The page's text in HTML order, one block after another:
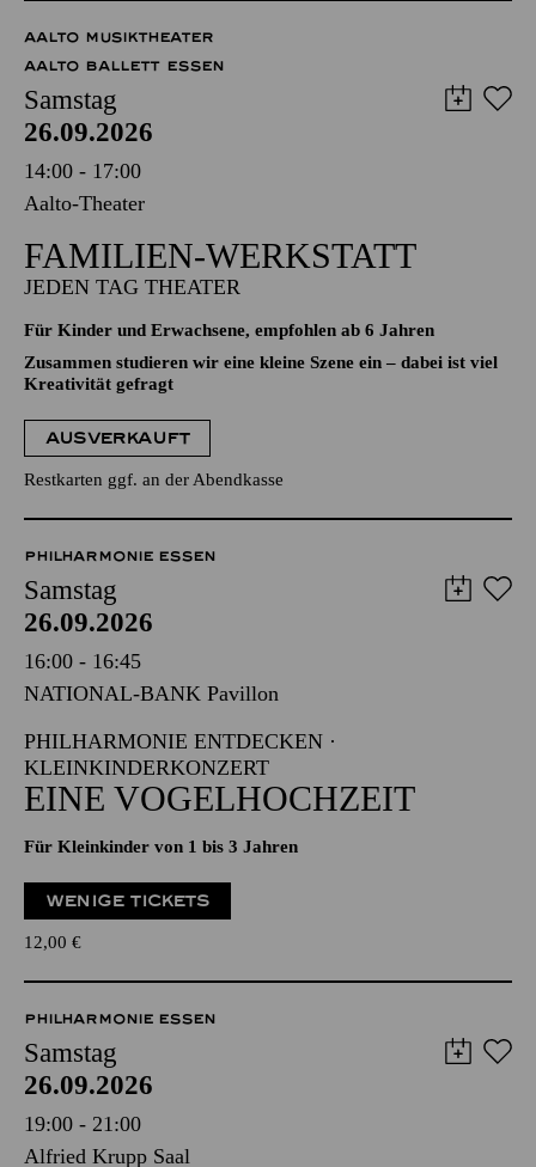
AALTO MUSIKTHEATER
AALTO BALLETT ESSEN
Samstag
26.09.2026
14:00 - 17:00
Aalto-Theater
FAMILIEN-WERKSTATT
JEDEN TAG THEATER
Für Kinder und Erwachsene, empfohlen ab 6 Jahren
Zusammen studieren wir eine kleine Szene ein – dabei ist viel
Kreativität gefragt
AUSVERKAUFT
Restkarten ggf. an der Abendkasse
PHILHARMONIE ESSEN
Samstag
26.09.2026
16:00 - 16:45
NATIONAL-BANK Pavillon
PHILHARMONIE ENTDECKEN ·
KLEINKINDERKONZERT
EINE VOGELHOCHZEIT
Für Kleinkinder von 1 bis 3 Jahren
WENIGE TICKETS
12,00 €
PHILHARMONIE ESSEN
Samstag
26.09.2026
19:00 - 21:00
Alfried Krupp Saal